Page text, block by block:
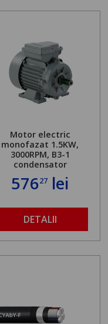
Motor electric
monofazat 1.5KW,
3000RPM, B3-1
condensator
57627 lei
DETALII